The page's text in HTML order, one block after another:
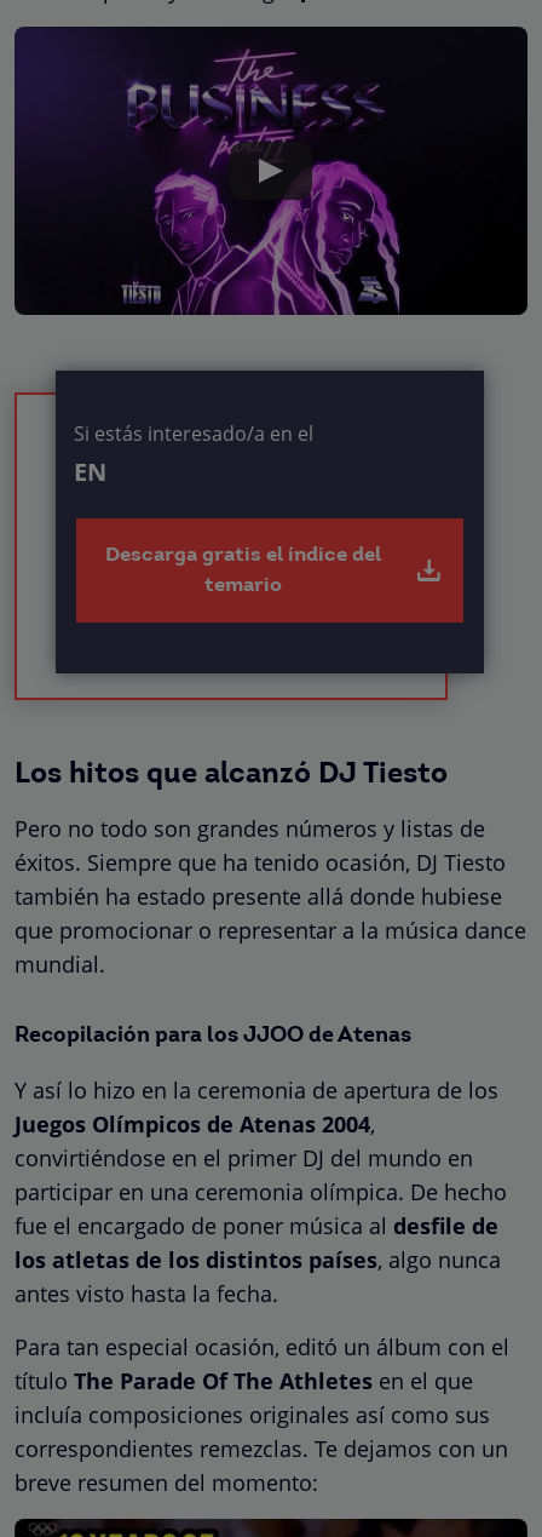
Si estás interesado/a en el
EN
Descarga gratis el índice del
temario
Los hitos que alcanzó DJ Tiesto
Pero no todo son grandes números y listas de
éxitos. Siempre que ha tenido ocasión, DJ Tiesto
también ha estado presente allá donde hubiese
que promocionar o representar a la música dance
mundial.
Recopilación para los JJOO de Atenas
Y así lo hizo en la ceremonia de apertura de los
Juegos Olímpicos de Atenas 2004,
convirtiéndose en el primer DJ del mundo en
participar en una ceremonia olímpica. De hecho
fue el encargado de poner música al desfile de
los atletas de los distintos países, algo nunca
antes visto hasta la fecha.
Para tan especial ocasión, editó un álbum con el
título The Parade Of The Athletes en el que
incluía composiciones originales así como sus
correspondientes remezclas. Te dejamos con un
breve resumen del momento: